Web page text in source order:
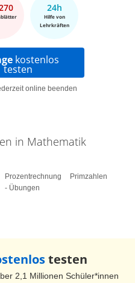
24h
Hilfe von
Lehrkräften
kostenlos
testen
online beenden
in Mathematik
Prozentrechnung
- Übungen
Primzahlen
testen
2,1 Millionen Schüler*innen